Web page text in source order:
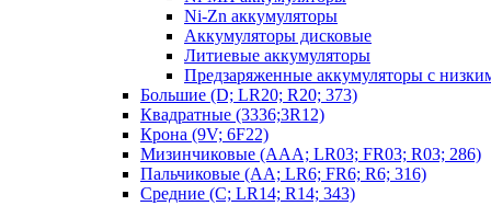
Ni-Zn аккумуляторы
Аккумуляторы дисковые
Литиевые аккумуляторы
Предзаряженные аккумуляторы с
Большие (D; LR20; R20; 373)
Квадратные (3336;3R12)
Крона (9V; 6F22)
Мизинчиковые (AAA; LR03; FR03; R03; 286)
Пальчиковые (AA; LR6; FR6; R6; 316)
Средние (C; LR14; R14; 343)